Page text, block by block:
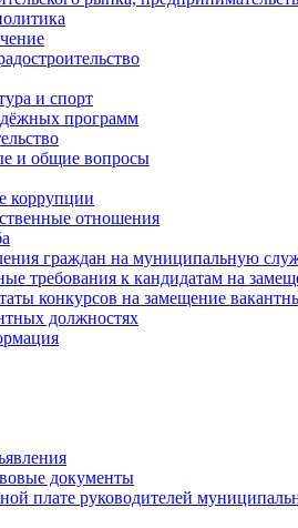
и спорт
программ
и общие вопросы
коррупции
отношения
граждан на муниципальную
требования к кандидатам на
конкурсов на замещение
должностях
документы
плате руководителей